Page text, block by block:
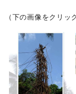
（下の画像をクリッ